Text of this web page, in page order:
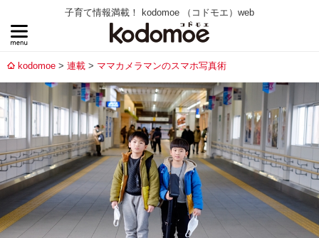
子育て情報満載！ kodomoe （コドモエ）web
kodomoe 連載 ママカメラマンのスマホ写真術